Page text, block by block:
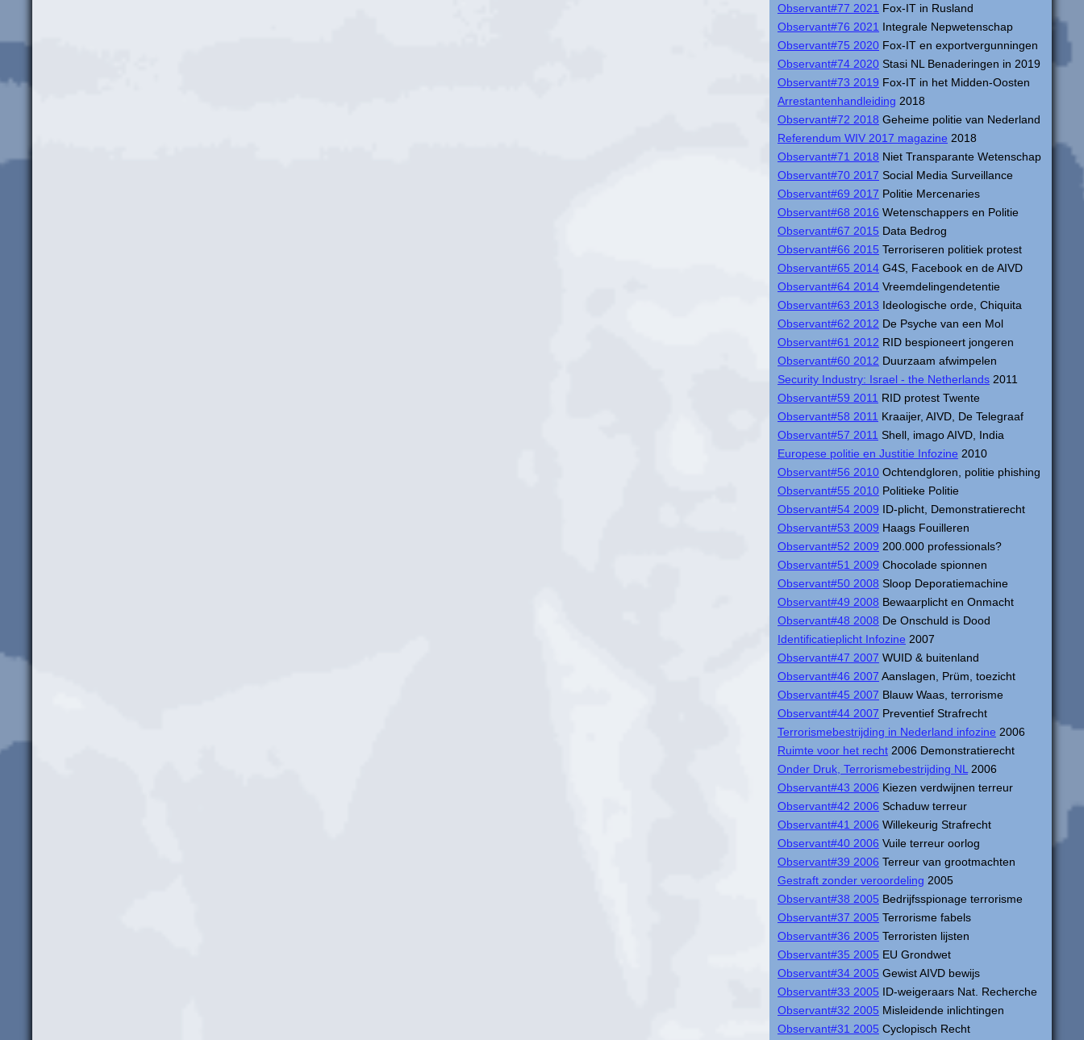
Observant#77 2021 Fox-IT in Rusland
Observant#76 2021 Integrale Nepwetenschap
Observant#75 2020 Fox-IT en exportvergunningen
Observant#74 2020 Stasi NL Benaderingen in 2019
Observant#73 2019 Fox-IT in het Midden-Oosten
Arrestantenhandleiding 2018
Observant#72 2018 Geheime politie van Nederland
Referendum WIV 2017 magazine 2018
Observant#71 2018 Niet Transparante Wetenschap
Observant#70 2017 Social Media Surveillance
Observant#69 2017 Politie Mercenaries
Observant#68 2016 Wetenschappers en Politie
Observant#67 2015 Data Bedrog
Observant#66 2015 Terroriseren politiek protest
Observant#65 2014 G4S, Facebook en de AIVD
Observant#64 2014 Vreemdelingendetentie
Observant#63 2013 Ideologische orde, Chiquita
Observant#62 2012 De Psyche van een Mol
Observant#61 2012 RID bespioneert jongeren
Observant#60 2012 Duurzaam afwimpelen
Security Industry: Israel - the Netherlands 2011
Observant#59 2011 RID protest Twente
Observant#58 2011 Kraaijer, AIVD, De Telegraaf
Observant#57 2011 Shell, imago AIVD, India
Europese politie en Justitie Infozine 2010
Observant#56 2010 Ochtendgloren, politie phishing
Observant#55 2010 Politieke Politie
Observant#54 2009 ID-plicht, Demonstratierecht
Observant#53 2009 Haags Fouilleren
Observant#52 2009 200.000 professionals?
Observant#51 2009 Chocolade spionnen
Observant#50 2008 Sloop Deporatiemachine
Observant#49 2008 Bewaarplicht en Onmacht
Observant#48 2008 De Onschuld is Dood
Identificatieplicht Infozine 2007
Observant#47 2007 WUID & buitenland
Observant#46 2007 Aanslagen, Prüm, toezicht
Observant#45 2007 Blauw Waas, terrorisme
Observant#44 2007 Preventief Strafrecht
Terrorismebestrijding in Nederland infozine 2006
Ruimte voor het recht 2006 Demonstratierecht
Onder Druk, Terrorismebestrijding NL 2006
Observant#43 2006 Kiezen verdwijnen terreur
Observant#42 2006 Schaduw terreur
Observant#41 2006 Willekeurig Strafrecht
Observant#40 2006 Vuile terreur oorlog
Observant#39 2006 Terreur van grootmachten
Gestraft zonder veroordeling 2005
Observant#38 2005 Bedrijfsspionage terrorisme
Observant#37 2005 Terrorisme fabels
Observant#36 2005 Terroristen lijsten
Observant#35 2005 EU Grondwet
Observant#34 2005 Gewist AIVD bewijs
Observant#33 2005 ID-weigeraars Nat. Recherche
Observant#32 2005 Misleidende inlichtingen
Observant#31 2005 Cyclopisch Recht